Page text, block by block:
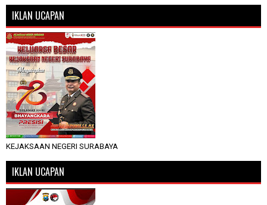
IKLAN UCAPAN
KEJAKSAAN NEGERI SURABAYA
IKLAN UCAPAN